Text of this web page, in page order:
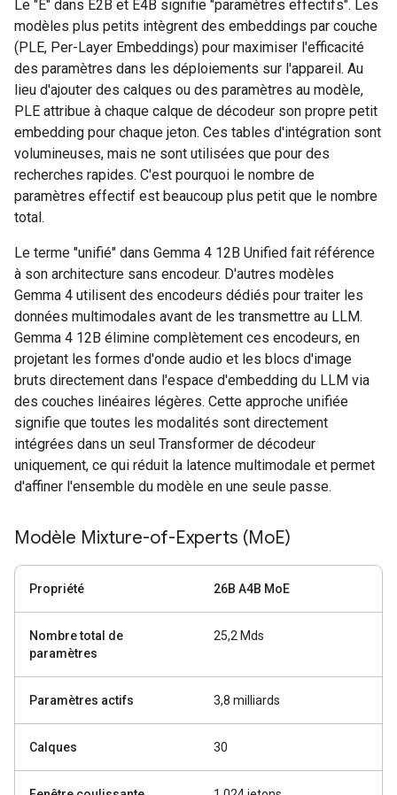
Le "E" dans E2B et E4B signifie "paramètres effectifs". Les
modèles plus petits intègrent des embeddings par couche
(PLE, Per-Layer Embeddings) pour maximiser l'efficacité
des paramètres dans les déploiements sur l'appareil. Au
lieu d'ajouter des calques ou des paramètres au modèle,
PLE attribue à chaque calque de décodeur son propre petit
embedding pour chaque jeton. Ces tables d'intégration sont
volumineuses, mais ne sont utilisées que pour des
recherches rapides. C'est pourquoi le nombre de
paramètres effectif est beaucoup plus petit que le nombre
total.
Le terme "unifié" dans Gemma 4 12B Unified fait référence
à son architecture sans encodeur. D'autres modèles
Gemma 4 utilisent des encodeurs dédiés pour traiter les
données multimodales avant de les transmettre au LLM.
Gemma 4 12B élimine complètement ces encodeurs, en
projetant les formes d'onde audio et les blocs d'image
bruts directement dans l'espace d'embedding du LLM via
des couches linéaires légères. Cette approche unifiée
signifie que toutes les modalités sont directement
intégrées dans un seul Transformer de décodeur
uniquement, ce qui réduit la latence multimodale et permet
d'affiner l'ensemble du modèle en une seule passe.
Modèle Mixture-of-Experts (MoE)
Propriété 26B A4B MoE
Nombre total de
paramètres
25,2 Mds
Paramètres actifs 3,8 milliards
Calques 30